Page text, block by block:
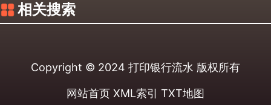
相关搜索
Copyright © 2024 打印银行流水 版权所有
网站首页 XML索引 TXT地图